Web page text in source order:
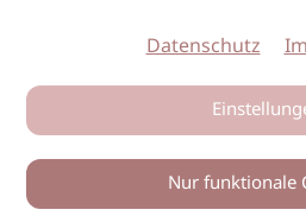
Datenschutz
Nur funktionale